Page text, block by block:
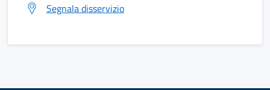
Segnala disservizio